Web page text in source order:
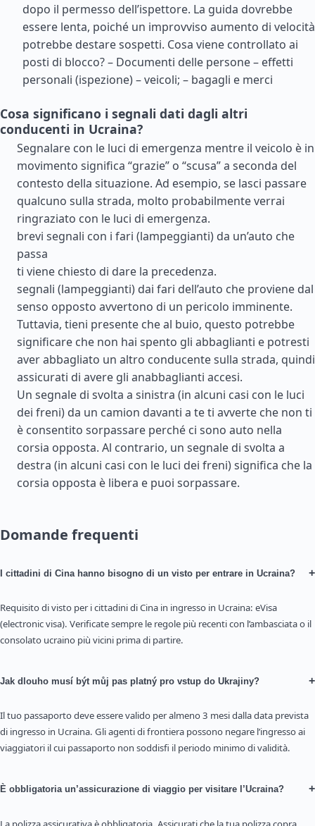
dopo il permesso dell’ispettore. La guida dovrebbe
essere lenta, poiché un improvviso aumento di velocità
potrebbe destare sospetti. Cosa viene controllato ai
posti di blocco? – Documenti delle persone – effetti
personali (ispezione) – veicoli; – bagagli e merci
Cosa significano i segnali dati dagli altri
conducenti in Ucraina?
Segnalare con le luci di emergenza mentre il veicolo è in
movimento significa “grazie” o “scusa” a seconda del
contesto della situazione. Ad esempio, se lasci passare
qualcuno sulla strada, molto probabilmente verrai
ringraziato con le luci di emergenza.
brevi segnali con i fari (lampeggianti) da un’auto che
passa
ti viene chiesto di dare la precedenza.
segnali (lampeggianti) dai fari dell’auto che proviene dal
senso opposto avvertono di un pericolo imminente.
Tuttavia, tieni presente che al buio, questo potrebbe
significare che non hai spento gli abbaglianti e potresti
aver abbagliato un altro conducente sulla strada, quindi
assicurati di avere gli anabbaglianti accesi.
Un segnale di svolta a sinistra (in alcuni casi con le luci
dei freni) da un camion davanti a te ti avverte che non ti
è consentito sorpassare perché ci sono auto nella
corsia opposta. Al contrario, un segnale di svolta a
destra (in alcuni casi con le luci dei freni) significa che la
corsia opposta è libera e puoi sorpassare.
Domande frequenti
I cittadini di Cina hanno bisogno di un visto per entrare in Ucraina? +
Requisito di visto per i cittadini di Cina in ingresso in Ucraina: eVisa
(electronic visa). Verificate sempre le regole più recenti con l’ambasciata o il
consolato ucraino più vicini prima di partire.
Jak dlouho musí být můj pas platný pro vstup do Ukrajiny? +
Il tuo passaporto deve essere valido per almeno 3 mesi dalla data prevista
di ingresso in Ucraina. Gli agenti di frontiera possono negare l’ingresso ai
viaggiatori il cui passaporto non soddisfi il periodo minimo di validità.
È obbligatoria un’assicurazione di viaggio per visitare l’Ucraina? +